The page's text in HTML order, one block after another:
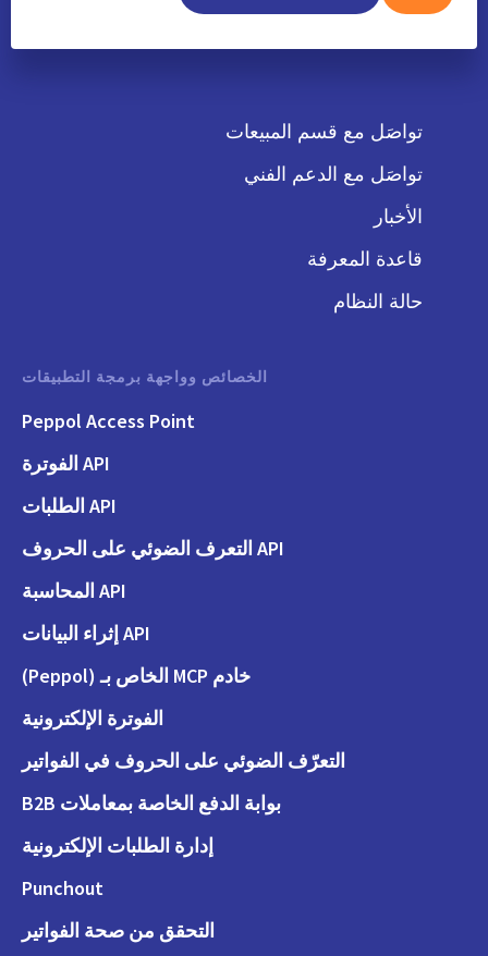
تواصَل مع قسم المبيعات
تواصَل مع الدعم الفني
الأخبار
قاعدة المعرفة
حالة النظام
الخصائص وواجهة برمجة التطبيقات
Peppol Access Point
API الفوترة
API الطلبات
API التعرف الضوئي على الحروف
API المحاسبة
API إثراء البيانات
خادم MCP الخاص بـ (Peppol)
الفوترة الإلكترونية
التعرّف الضوئي على الحروف في الفواتير
بوابة الدفع الخاصة بمعاملات B2B
إدارة الطلبات الإلكترونية
Punchout
التحقق من صحة الفواتير